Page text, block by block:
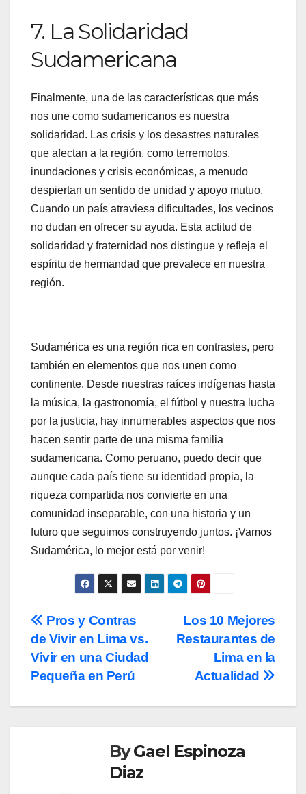
7. La Solidaridad
Sudamericana
Finalmente, una de las características que más
nos une como sudamericanos es nuestra
solidaridad. Las crisis y los desastres naturales
que afectan a la región, como terremotos,
inundaciones y crisis económicas, a menudo
despiertan un sentido de unidad y apoyo mutuo.
Cuando un país atraviesa dificultades, los vecinos
no dudan en ofrecer su ayuda. Esta actitud de
solidaridad y fraternidad nos distingue y refleja el
espíritu de hermandad que prevalece en nuestra
región.
Sudamérica es una región rica en contrastes, pero
también en elementos que nos unen como
continente. Desde nuestras raíces indígenas hasta
la música, la gastronomía, el fútbol y nuestra lucha
por la justicia, hay innumerables aspectos que nos
hacen sentir parte de una misma familia
sudamericana. Como peruano, puedo decir que
aunque cada país tiene su identidad propia, la
riqueza compartida nos convierte en una
comunidad inseparable, con una historia y un
futuro que seguimos construyendo juntos. ¡Vamos
Sudamérica, lo mejor está por venir!
Post
navigation
Los 10 Mejores
Restaurantes de
Lima en la
Actualidad
Pros y Contras
de Vivir en Lima vs.
Vivir en una Ciudad
Pequeña en Perú
ByGael Espinoza
Diaz